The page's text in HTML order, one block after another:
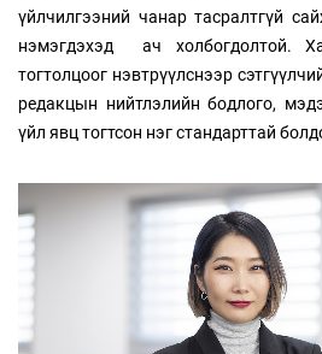
үйлчилгээний чанар тасралтгүй
нэмэгдэхэд ач холбогдолтой.
тогтолцоог нэвтрүүлснээр
редакцын нийтлэлийн бодлого,
үйл явц тогтсон нэг стандарттай